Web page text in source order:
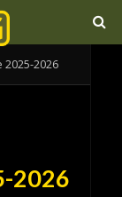
2026
2026